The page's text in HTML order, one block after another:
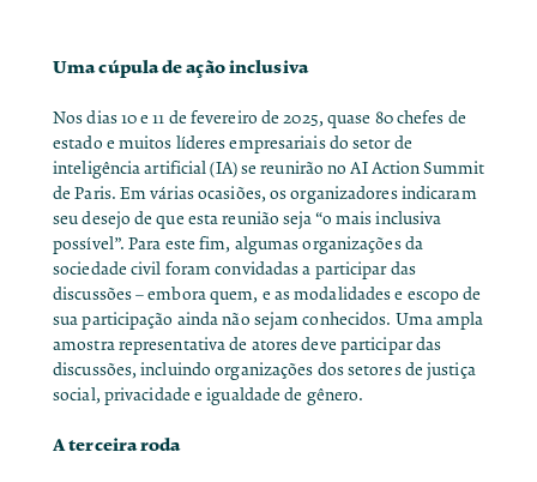
Uma cúpula de ação inclusiva
Nos dias 10 e 11 de fevereiro de 2025, quase 80 chefes de
estado e muitos líderes empresariais do setor de
inteligência artificial (IA) se reunirão no AI Action Summit
de Paris. Em várias ocasiões, os organizadoresindicaram
seu desejo de que esta reunião seja “o mais inclusiva
possível”. Para este fim, algumas organizações da
sociedade civil foram convidadas a participar das
discussões – embora quem, e as modalidades e escopo de
sua participação ainda não sejam conhecidos. Uma ampla
amostra representativa de atores deve participar das
discussões, incluindo organizações dos setores de justiça
social, privacidade e igualdade de gênero.
A terceira roda